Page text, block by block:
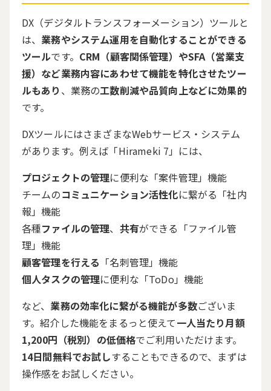
DX（デジタルトランスフォーメーション）ツールと
は、 業務やシステム運用を自動化することができる
ツールです。 CRM（顧客関係管理）やSFA（営業支
援）など業務内容にあわせて機能を特化させたツー
ルもあり 、業務の工数削減や品質向上などに効果的
です。
DXツールにはさまざまなWebサービス・システム
があります。例えば「Hirameki 7 」には、
プロジェクトの管理に便利な「案件管理」機能
チームのコミュニケーション活性化に繋がる「社内
報」機能
各種ファイルの管理、 共有ができる「ファイル管
理」機能
顧客管理を行える 「名刺管理」機能
個人タスクの管理に便利な「ToDo」機能
など、 業務の効率化に繋がる機能が多数ございま
す。紹介した機能をまるっと使えて一人当たり月額
1,200円（税別）の低価格でご利用いただけます。
14日間無料でお試しすることもできるので、まずは
操作感をお試しください。